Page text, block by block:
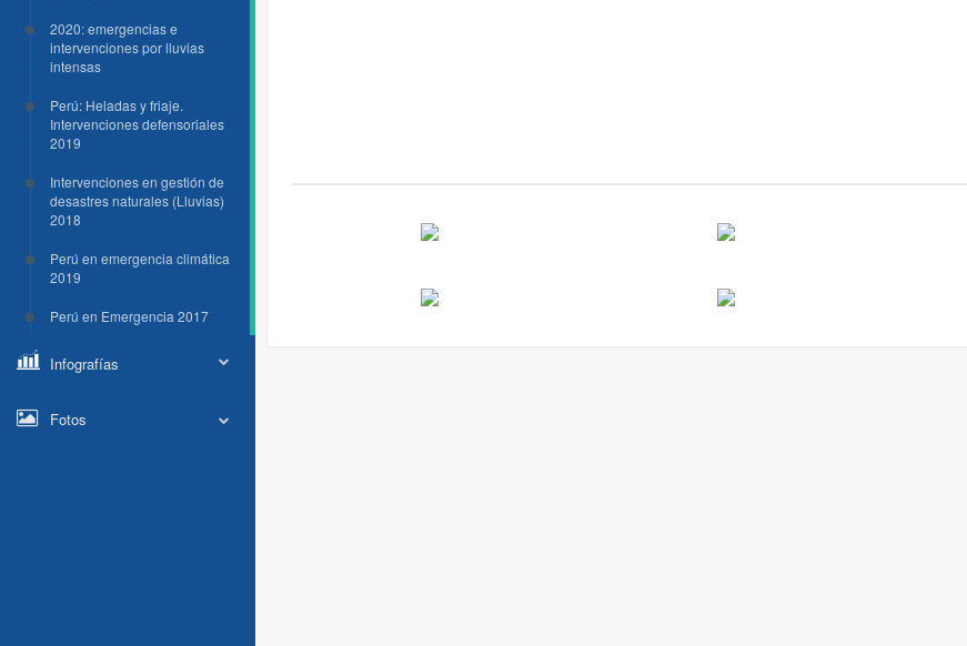
2020: emergencias e
intervenciones por lluvias
intensas
Perú: Heladas y friaje.
Intervenciones defensoriales
2019
Intervenciones en gestión de
desastres naturales (Lluvias)
2018
Perú en emergencia climática
2019
Perú en Emergencia 2017
Infografías
Fotos